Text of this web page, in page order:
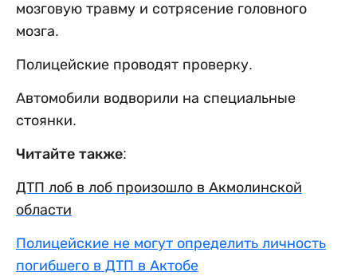
мозговую травму и сотрясение головного
мозга.
Полицейские проводят проверку.
Автомобили водворили на специальные
стоянки.
Читайте также:
ДТП лоб в лоб произошло в Акмолинской
области
Полицейские не могут определить личность
погибшего в ДТП в Актобе